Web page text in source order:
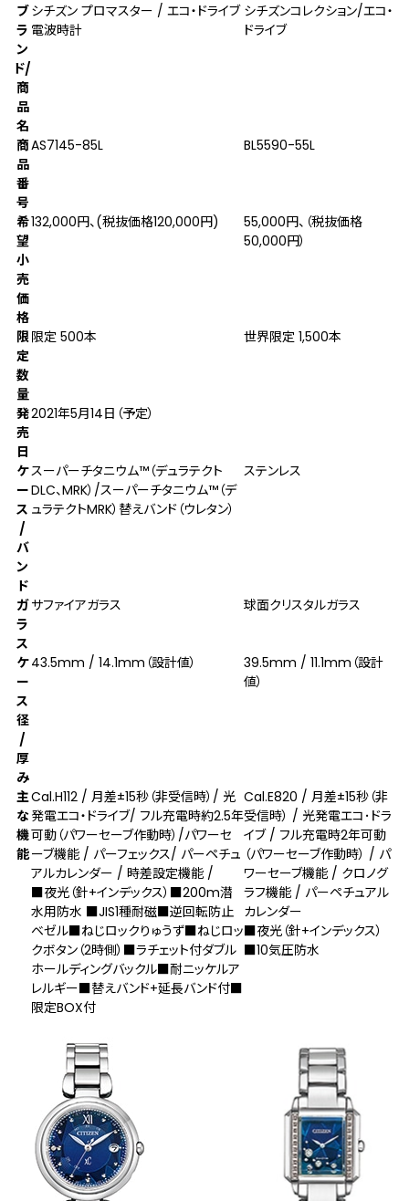
ブ
ラ
ン
ド/
商
品
名
シチズン プロマスター / エコ・ドライブ
電波時計
シチズンコレクション/エコ・
ドライブ
商
品
番
号
AS7145-85L BL5590-55L
希
望
小
売
価
格
132,000円、(税抜価格120,000円)
55,000円、（税抜価格
50,000円）
限
定
数
量
限定 500本 世界限定 1,500本
発
売
日
2021年5月14日（予定）
ケ
ー
ス
/
バ
ン
ド
スーパーチタニウム™（デュラテクト
DLC、MRK）/スーパーチタニウム™（デ
ュラテクトMRK）替えバンド（ウレタン）
ステンレス
ガ
ラ
ス
サファイアガラス 球面クリスタルガラス
ケ
ー
ス
径
/
厚
み
43.5mm / 14.1mm（設計値）
39.5mm / 11.1mm（設計
値）
主
な
機
能
Cal.H112 / 月差±15秒（非受信時）/ 光
発電エコ・ドライブ/ フル充電時約2.5年
可動（パワーセーブ作動時）/パワーセ
ーブ機能 / パーフェックス/ パーペチュ
アルカレンダー / 時差設定機能 /
■夜光（針+インデックス）■200m潜
水用防水 ■JIS1種耐磁■逆回転防止
ベゼル■ねじロックりゅうず■ねじロッ
クボタン（2時側）■ラチェット付ダブル
ホールディングバックル■耐ニッケルア
レルギー■替えバンド+延長バンド付■
限定BOX付
Cal.E820 / 月差±15秒（非
受信時） / 光発電エコ･ドラ
イブ / フル充電時2年可動
（パワーセーブ作動時） / パ
ワーセーブ機能 / クロノグ
ラフ機能 / パーペチュアル
カレンダー
■夜光（針+インデックス）
■10気圧防水